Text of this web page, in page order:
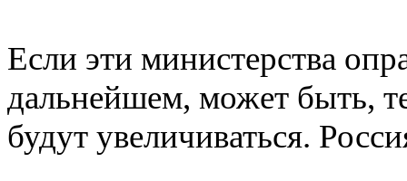
Если эти министерства
дальнейшем, может быть,
будут увеличиваться.